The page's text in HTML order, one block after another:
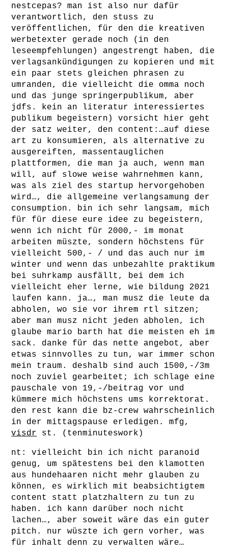
nestcepas? man ist also nur dafür
verantwortlich, den stuss zu
veröffentlichen, für den die kreativen
werbetexter gerade noch (in den
leseempfehlungen) angestrengt haben, die
verlagsankündigungen zu kopieren und mit
ein paar stets gleichen phrasen zu
umranden, die vielleicht die omma noch
und das junge springerpublikum, aber
jdfs. kein an literatur interessiertes
publikum begeistern) vorsicht hier geht
der satz weiter, den content:…auf diese
art zu konsumieren, als alternative zu
ausgereiften, massentauglichen
plattformen, die man ja auch, wenn man
will, auf slowe weise wahrnehmen kann,
was als ziel des startup hervorgehoben
wird…, die allgemeine verlangsamung der
consumption. bin ich sehr langsam, mich
für für diese eure idee zu begeistern,
wenn ich nicht für 2000,- im monat
arbeiten müszte, sondern höchstens für
vielleicht 500,- / und das auch nur im
winter und wenn das unbezahlte praktikum
bei suhrkamp ausfällt, bei dem ich
vielleicht eher lerne, wie bildung 2021
laufen kann. ja…, man musz die leute da
abholen, wo sie vor ihrem rtl sitzen;
aber man musz nicht jeden abholen, ich
glaube mario barth hat die meisten eh im
sack. danke für das nette angebot, aber
etwas sinnvolles zu tun, war immer schon
mein traum. deshalb sind auch 1500,-/3m
noch zuviel gearbeitet; ich schlage eine
pauschale von 19,-/beitrag vor und
kümmere mich höchstens ums korrektorat.
den rest kann die bz-crew wahrscheinlich
in der mittagspause erledigen. mfg,
visdr st. (tenminuteswork)
nt: vielleicht bin ich nicht paranoid
genug, um spätestens bei den klamotten
aus hundehaaren nicht mehr glauben zu
können, es wirklich mit beabsichtigtem
content statt platzhaltern zu tun zu
haben. ich kann darüber noch nicht
lachen…, aber soweit wäre das ein guter
pitch. nur wüszte ich gern vorher, was
für inhalt denn zu verwalten wäre…